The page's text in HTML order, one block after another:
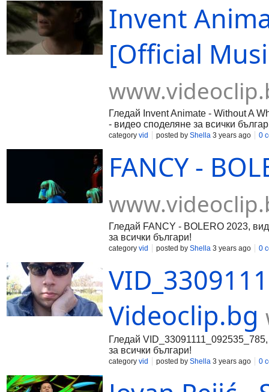
Invent
[Official
Гледай Invent Animate - Without A
- видео споделяне за всички
category vid posted by Shella 3 years ago 0
FANCY -
Гледай FANCY - BOLERO 2023,
за всички българи!
category vid posted by Shella 3 years ago 0
Videoclip.bg
Гледай
за всички българи!
category vid posted by Shella 3 years ago 0